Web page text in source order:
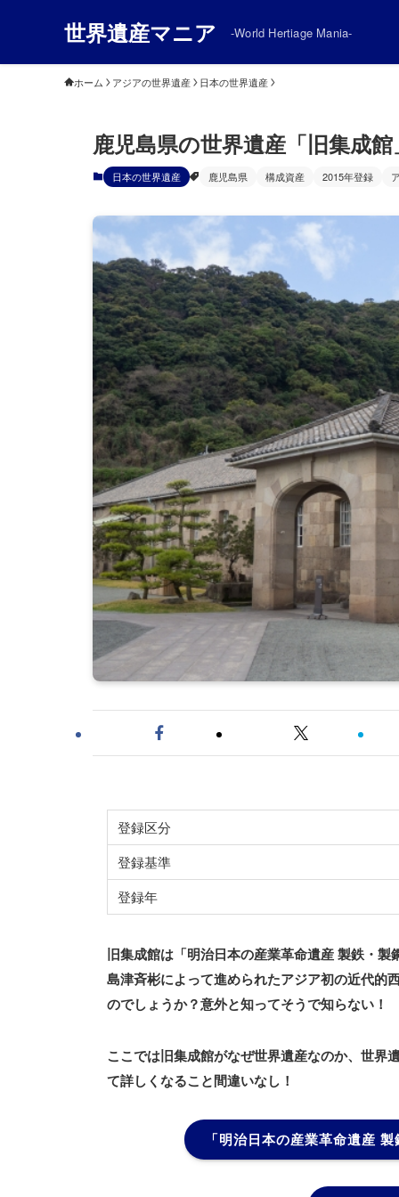
世界遺産マニア -World Hertiage Mania-
ホーム アジアの世界遺産 日本の世界遺産
鹿児島県の世界遺産「旧集成
日本の世界遺産 鹿児島県 構成資産 2015年登録
登録区分
登録基準
登録年
旧集成館は「明治日本の産業革命遺産 製鉄・
島津斉彬によって進められたアジア初の近代的
のでしょうか？意外と知ってそうで知らない！
ここでは旧集成館がなぜ世界遺産なのか、世界
て詳しくなること間違いなし！
「明治日本の産業革命遺産